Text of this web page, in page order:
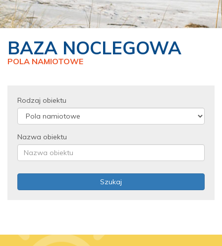
BAZA NOCLEGOWA
POLA NAMIOTOWE
Rodzaj obiektu
Nazwa obiektu
Szukaj